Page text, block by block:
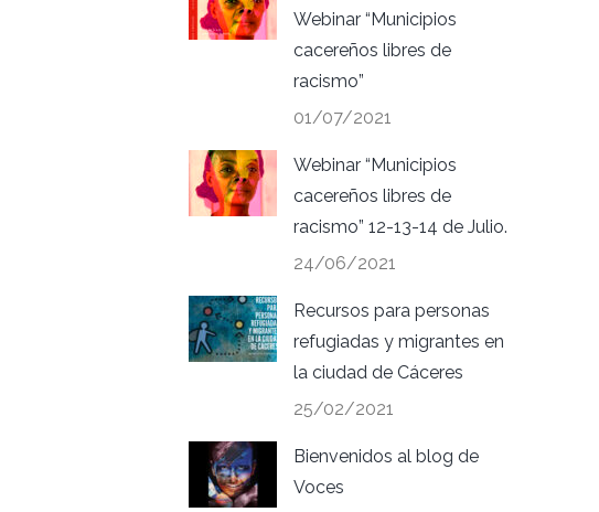
Webinar “Municipios
cacereños libres de
racismo”
01/07/2021
Webinar “Municipios
cacereños libres de
racismo” 12-13-14 de Julio.
24/06/2021
Recursos para personas
refugiadas y migrantes en
la ciudad de Cáceres
25/02/2021
Bienvenidos al blog de
Voces